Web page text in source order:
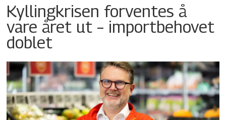
Kyllingkrisen forventes å
vare året ut – importbehovet
doblet